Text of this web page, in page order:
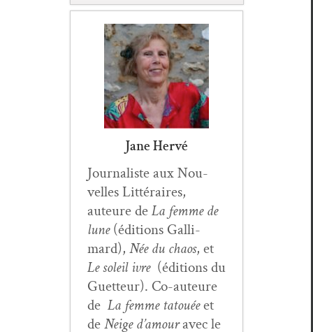
Jane Hervé
Jour­nal­iste aux Nou­
velles Lit­téraires,
auteure deLa femme de
lune(édi­tions Gal­li­
mard), Née du chaos, et
Le soleil ivre(édi­tions du
Guet­teur). Co-auteure
de La femme tatouéeet
deNeige d’amouravec le